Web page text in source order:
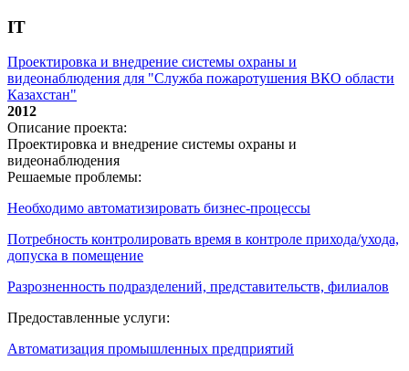
IT
Проектировка и внедрение системы охраны и
видеонаблюдения для "Служба пожаротушения ВКО области
Казахстан"
2012
Описание проекта:
Проектировка и внедрение системы охраны и
видеонаблюдения
Решаемые проблемы:
Необходимо автоматизировать бизнес-процессы
Потребность контролировать время в контроле прихода/ухода,
допуска в помещение
Разрозненность подразделений, представительств, филиалов
Предоставленные услуги:
Автоматизация промышленных предприятий